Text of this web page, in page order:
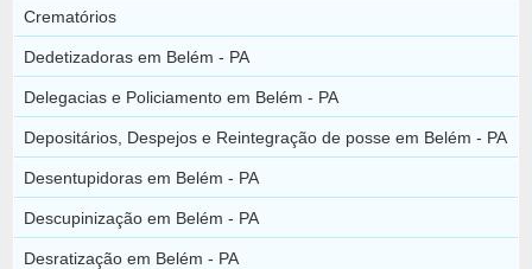
Crematórios
Dedetizadoras em Belém - PA
Delegacias e Policiamento em Belém - PA
Depositários, Despejos e Reintegração de posse em Belém - PA
Desentupidoras em Belém - PA
Descupinização em Belém - PA
Desratização em Belém - PA